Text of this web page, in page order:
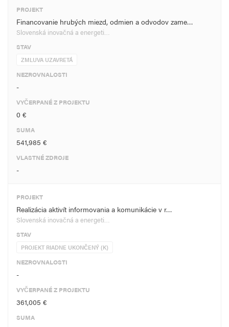
PROJEKT
Financovanie hrubých miezd, odmien a odvodov zame…
Slovenská inovačná a energeti…
STAV
ZMLUVA UZAVRETÁ
NEZROVNALOSTI
-
VYČERPANÉ Z PROJEKTU
0 €
SUMA
541,985 €
VLASTNÉ ZDROJE
-
PROJEKT
Realizácia aktivít informovania a komunikácie v r…
Slovenská inovačná a energeti…
STAV
PROJEKT RIADNE UKONČENÝ (K)
NEZROVNALOSTI
-
VYČERPANÉ Z PROJEKTU
361,005 €
SUMA